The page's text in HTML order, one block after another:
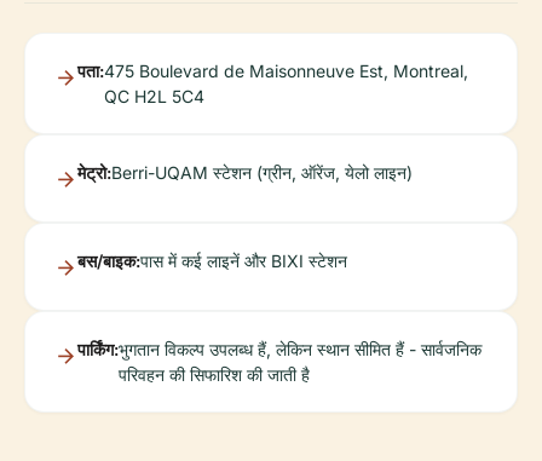
पता:475 Boulevard de Maisonneuve Est, Montreal,
QC H2L 5C4
मेट्रो:Berri-UQAM स्टेशन (ग्रीन, ऑरेंज, येलो लाइन)
बस/बाइक:पास में कई लाइनें और BIXI स्टेशन
पार्किंग:भुगतान विकल्प उपलब्ध हैं, लेकिन स्थान सीमित हैं - सार्वजनिक
परिवहन की सिफारिश की जाती है